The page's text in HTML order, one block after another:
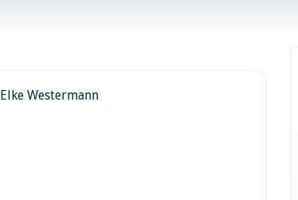
Elke Westermann